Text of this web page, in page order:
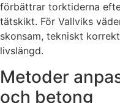
förbättrar torktiderna
tätskikt. För Vallviks
skonsam, tekniskt
livslängd.
Metoder
och betong